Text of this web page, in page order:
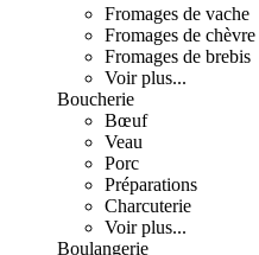
Fromages de vache
Fromages de chèvre
Fromages de brebis
Voir plus...
Boucherie
Bœuf
Veau
Porc
Préparations
Charcuterie
Voir plus...
Boulangerie